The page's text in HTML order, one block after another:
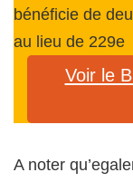
bénéficie de
au lieu de 229e
Voir le
A noter